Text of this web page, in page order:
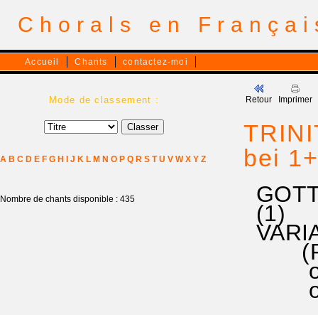
Chorals en
Accueil Chants contactez-moi
Mode de classement :
A B C D E F G H J K L M N O P Q R S T U V W X Y Z
Nombre de chants disponible : 435
Retour Imprimer
bei
(1)
ou
ou